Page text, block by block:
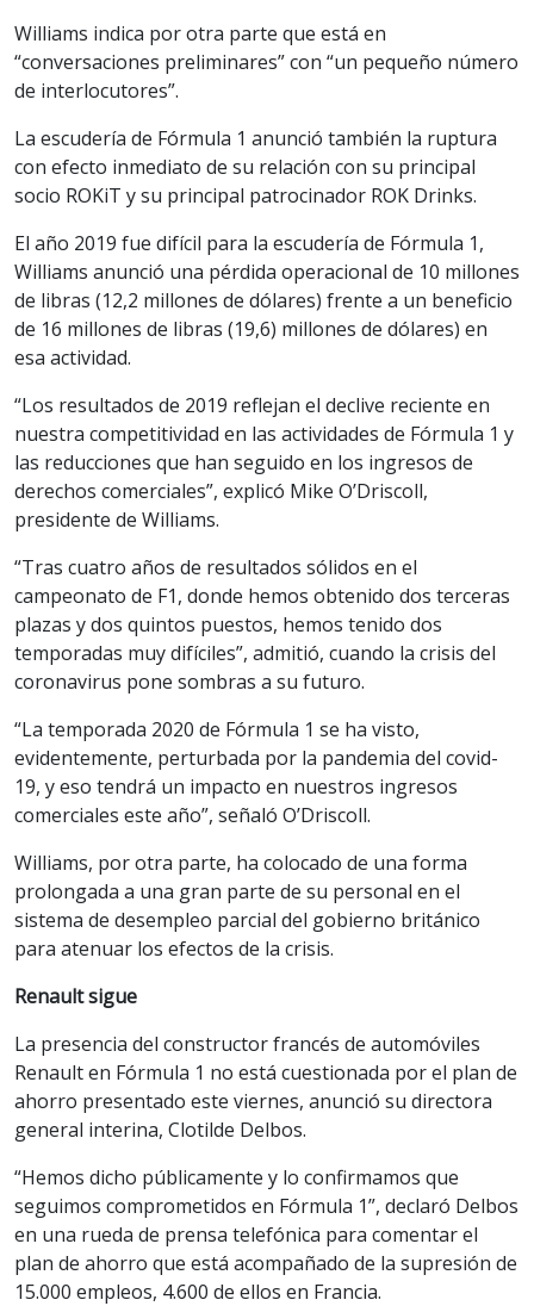
Williams indica por otra parte que está en
“conversaciones preliminares” con “un pequeño número
de interlocutores”.
La escudería de Fórmula 1 anunció también la ruptura
con efecto inmediato de su relación con su principal
socio ROKiT y su principal patrocinador ROK Drinks.
El año 2019 fue difícil para la escudería de Fórmula 1,
Williams anunció una pérdida operacional de 10 millones
de libras (12,2 millones de dólares) frente a un beneficio
de 16 millones de libras (19,6) millones de dólares) en
esa actividad.
“Los resultados de 2019 reflejan el declive reciente en
nuestra competitividad en las actividades de Fórmula 1 y
las reducciones que han seguido en los ingresos de
derechos comerciales”, explicó Mike O’Driscoll,
presidente de Williams.
“Tras cuatro años de resultados sólidos en el
campeonato de F1, donde hemos obtenido dos terceras
plazas y dos quintos puestos, hemos tenido dos
temporadas muy difíciles”, admitió, cuando la crisis del
coronavirus pone sombras a su futuro.
“La temporada 2020 de Fórmula 1 se ha visto,
evidentemente, perturbada por la pandemia del covid-
19, y eso tendrá un impacto en nuestros ingresos
comerciales este año”, señaló O’Driscoll.
Williams, por otra parte, ha colocado de una forma
prolongada a una gran parte de su personal en el
sistema de desempleo parcial del gobierno británico
para atenuar los efectos de la crisis.
Renault sigue
La presencia del constructor francés de automóviles
Renault en Fórmula 1 no está cuestionada por el plan de
ahorro presentado este viernes, anunció su directora
general interina, Clotilde Delbos.
“Hemos dicho públicamente y lo confirmamos que
seguimos comprometidos en Fórmula 1”, declaró Delbos
en una rueda de prensa telefónica para comentar el
plan de ahorro que está acompañado de la supresión de
15.000 empleos, 4.600 de ellos en Francia.